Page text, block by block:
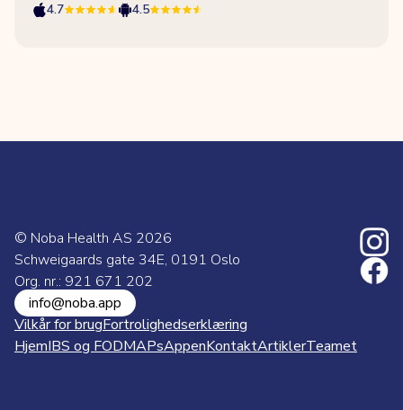
4.7
4.5
© Noba Health AS 2026
Schweigaards gate 34E, 0191 Oslo
Org. nr.: 921 671 202
info@noba.app
Vilkår for brugFortrolighedserklæring
HjemIBS og FODMAPsAppenKontaktArtiklerTeamet